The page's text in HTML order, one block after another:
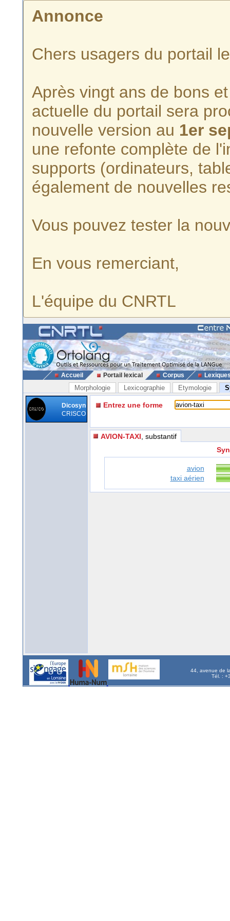
Annonce
Chers usagers du portail
Après vingt ans de bons
actuelle du portail sera
nouvelle version au 1er
une refonte complète de
supports (ordinateurs,
également de nouvelles
Vous pouvez tester la
En vous remerciant,
L'équipe du CNRTL
Accueil Portail lexical Corpus
Morphologie Lexicographie Etymologie
Dicosyn
CRISCO
Entrez une forme
AVION-TAXI , substantif
avion
taxi aérien
44, avenue de
Tél. :